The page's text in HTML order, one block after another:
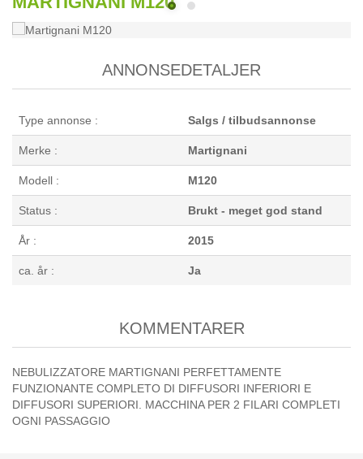
ANNONSEDETALJER
Type annonse : Salgs / tilbudsannonse
Merke : Martignani
Modell : M120
Status : Brukt - meget god stand
År : 2015
ca. år : Ja
KOMMENTARER
NEBULIZZATORE MARTIGNANI PERFETTAMENTE
FUNZIONANTE COMPLETO DI DIFFUSORI INFERIORI E
DIFFUSORI SUPERIORI. MACCHINA PER 2 FILARI COMPLETI
OGNI PASSAGGIO